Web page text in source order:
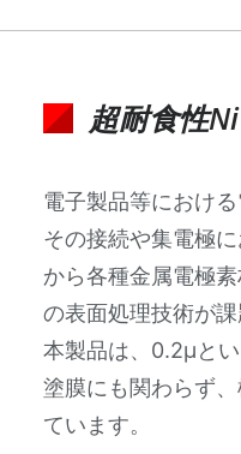
超耐食性
電子製品等における
その接続や集電極
から各種金属電極
の表面処理技術が課
本製品は、0.2μと
塗膜にも関わらず
ています。